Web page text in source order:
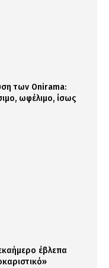
των Onirama:
ωφέλιμο, ίσως
έβλεπα